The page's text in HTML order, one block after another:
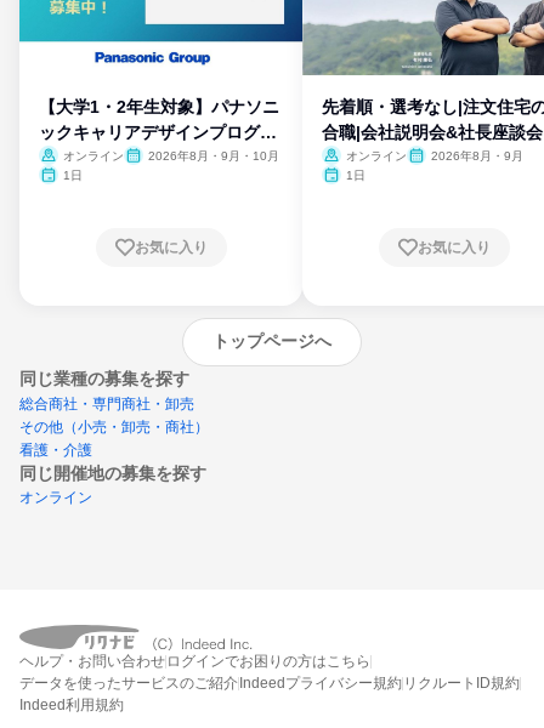
【大学1・2年生対象】パナソニ
ックキャリアデザインプログラ
ム
オンライン
2026年8月・9月・10月
1日
お気に入り
先着順・選考なし|注文住宅
合職|会社説明会&社長座談会
オンライン
2026年8月・9月
1日
お気に入り
トップページへ
同じ業種の募集を探す
総合商社・専門商社・卸売
その他（小売・卸売・商社）
看護・介護
同じ開催地の募集を探す
オンライン
エントリーするとプログラムの詳細案内を
受け取れるようになります
ヘルプ・お問い合わせ ログインでお困りの方はこちら
データを使ったサービスのご紹介 Indeedプライバシー規約 リクルートID規約
Indeed利用規約